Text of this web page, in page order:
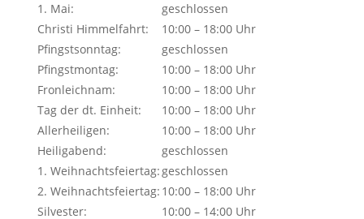
1. Mai:
geschlossen
Christi Himmelfahrt:
10:00 – 18:00 Uhr
Pfingstsonntag:
geschlossen
Pfingstmontag:
10:00 – 18:00 Uhr
Fronleichnam:
10:00 – 18:00 Uhr
Tag der dt. Einheit:
10:00 – 18:00 Uhr
Allerheiligen:
10:00 – 18:00 Uhr
Heiligabend:
geschlossen
1. Weihnachtsfeiertag:geschlossen
2. Weihnachtsfeiertag: 10:00 – 18:00 Uhr
Silvester:
10:00 – 14:00 Uhr